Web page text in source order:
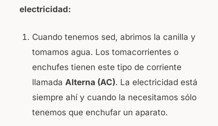
electricidad:
Cuando tenemos sed, abrimos la canilla y
tomamos agua. Los tomacorrientes o
enchufes tienen este tipo de corriente
llamada Alterna (AC). La electricidad está
siempre ahí y cuando la necesitamos sólo
tenemos que enchufar un aparato.